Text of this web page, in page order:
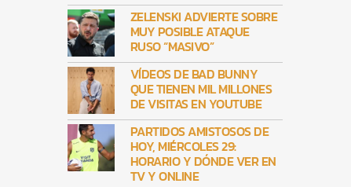
ZELENSKI ADVIERTE SOBRE
MUY POSIBLE ATAQUE
RUSO “MASIVO”
VÍDEOS DE BAD BUNNY
QUE TIENEN MIL MILLONES
DE VISITAS EN YOUTUBE
PARTIDOS AMISTOSOS DE
HOY, MIÉRCOLES 29:
HORARIO Y DÓNDE VER EN
TV Y ONLINE